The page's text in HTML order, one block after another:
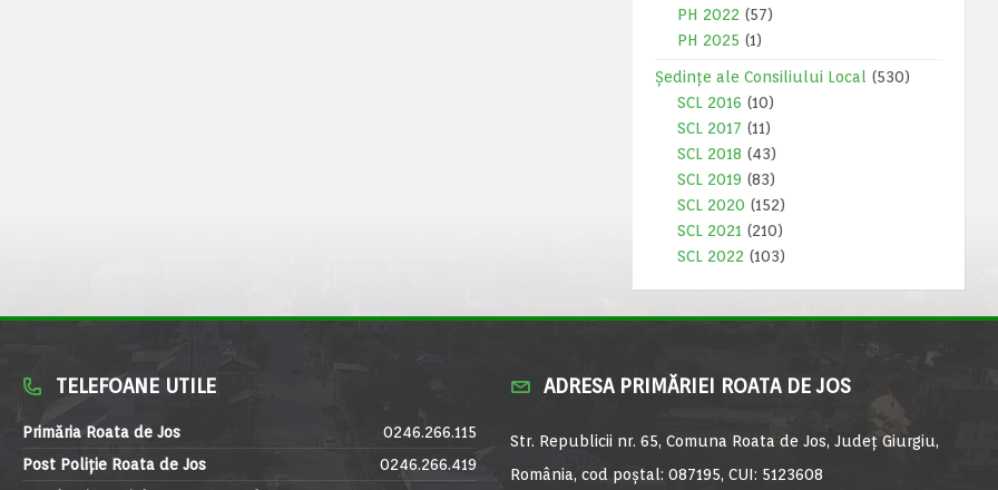
PH 2022 (57)
PH 2025 (1)
Ședințe ale Consiliului Local
(530)
SCL 2016 (10)
SCL 2017 (11)
SCL 2018 (43)
SCL 2019 (83)
SCL 2020 (152)
SCL 2021 (210)
SCL 2022 (103)
TELEFOANE UTILE
Primăria Roata de Jos
0246.266.115
Post Poliție Roata de Jos
0246.266.419
ADRESA PRIMĂRIEI ROATA DE JOS
Str. Republicii nr. 65, Comuna Roata de Jos, Județ Giurgiu,
România, cod poștal: 087195, CUI: 5123608